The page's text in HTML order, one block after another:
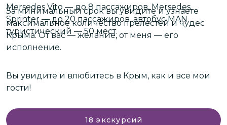
Mersedes Vito — до 8 пассажиров, Mersedes
Sprinter — до 20 пассажиров, автобус MAN
туристический — 50 мест.
За минимальный срок вы увидите и узнаете
максимальное количество прелестей и чудес
Крыма. От вас — желание, от меня — его
исполнение.
Вы увидите и влюбитесь в Крым, как и все мои
гости!
18 экскурсий